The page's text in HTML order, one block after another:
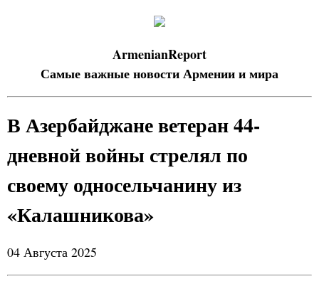
ArmenianReport
Самые важные новости Армении и мира
В Азербайджане ветеран 44-
дневной войны стрелял по
своему односельчанину из
«Калашникова»
04 Августа 2025